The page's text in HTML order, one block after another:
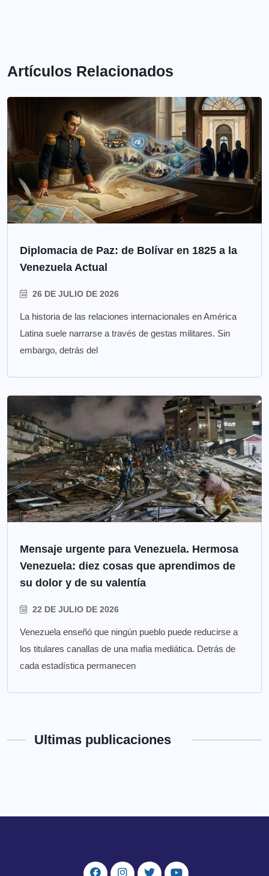
Artículos Relacionados
Diplomacia de Paz: de Bolívar en 1825 a la
Venezuela Actual
26 DE JULIO DE 2026
La historia de las relaciones internacionales en América
Latina suele narrarse a través de gestas militares. Sin
embargo, detrás del
Mensaje urgente para Venezuela. Hermosa
Venezuela: diez cosas que aprendimos de
su dolor y de su valentía
22 DE JULIO DE 2026
Venezuela enseñó que ningún pueblo puede reducirse a
los titulares canallas de una mafia mediática. Detrás de
cada estadística permanecen
Ultimas publicaciones